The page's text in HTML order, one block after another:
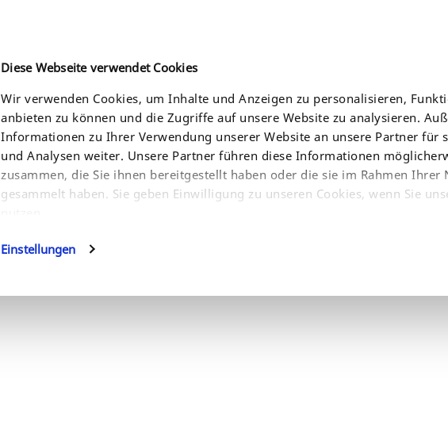
Diese Webseite verwendet Cookies
Wir verwenden Cookies, um Inhalte und Anzeigen zu personalisieren,
anbieten zu können und die Zugriffe auf unsere Website zu analysieren.
Informationen zu Ihrer Verwendung unserer Website an unsere Partner für
und Analysen weiter. Unsere Partner führen diese Informationen
zusammen, die Sie ihnen bereitgestellt haben oder die sie im Rahmen Ihrer
gesammelt haben. Sie geben Einwilligung zu unseren Cookies, wenn Sie
Einstellungen
LÖSUNGEN SERVICE UNTERNEHMEN